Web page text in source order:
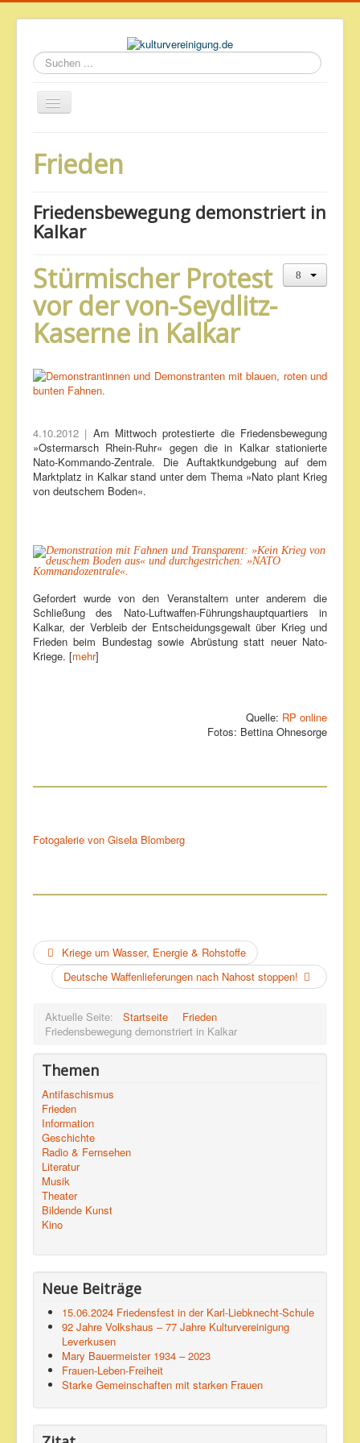
Suchen
...
Geschichte des Volkshauses
Impressum & Datenschutz
Frieden
Friedensbewegung demonstriert in
Kalkar
Stürmischer Protest
vor der von-Seydlitz-
Kaserne in Kalkar
4.10.2012 | Am Mittwoch protestierte die Friedensbewegung
»Ostermarsch Rhein-Ruhr« gegen die in Kalkar stationierte
Nato-Kommando-Zentrale. Die Auftaktkundgebung auf dem
Marktplatz in Kalkar stand unter dem Thema »Nato plant Krieg
von deutschem Boden«.
Gefordert wurde von den Veranstaltern unter anderem die
Schließung des Nato-Luftwaffen-Führungshauptquartiers in
Kalkar, der Verbleib der Entscheidungsgewalt über Krieg und
Frieden beim Bundestag sowie Abrüstung statt neuer Nato-
Kriege. [mehr]
Quelle: RP online
Fotos: Bettina Ohnesorge
Fotogalerie von Gisela Blomberg
Kriege um Wasser, Energie & Rohstoffe
Deutsche Waffenlieferungen nach Nahost stoppen!
Aktuelle Seite: Startseite
Frieden
Friedensbewegung demonstriert in Kalkar
Themen
Antifaschismus
Frieden
Information
Geschichte
Radio & Fernsehen
Literatur
Musik
Theater
Bildende Kunst
Kino
Neue Beiträge
15.06.2024 Friedensfest in der Karl-Liebknecht-Schule
92 Jahre Volkshaus – 77 Jahre Kulturvereinigung
Leverkusen
Mary Bauermeister 1934 – 2023
Frauen-Leben-Freiheit
Starke Gemeinschaften mit starken Frauen